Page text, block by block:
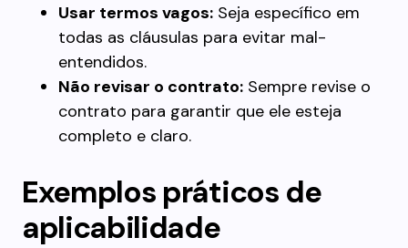
Usar termos vagos: Seja específico em
todas as cláusulas para evitar mal-
entendidos.
Não revisar o contrato: Sempre revise o
contrato para garantir que ele esteja
completo e claro.
Exemplos práticos de
aplicabilidade